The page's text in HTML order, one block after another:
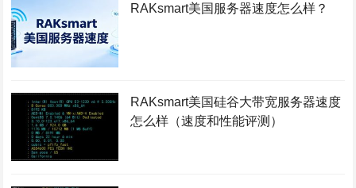
RAKsmart美国服务器速度怎么样？
RAKsmart美国硅谷大带宽服务器速度
怎么样（速度和性能评测）